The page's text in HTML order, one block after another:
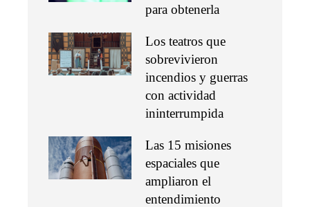
para obtenerla
Los teatros que
sobrevivieron
incendios y guerras
con actividad
ininterrumpida
Las 15 misiones
espaciales que
ampliaron el
entendimiento